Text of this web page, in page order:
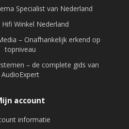
Specialist van Nederland
Hifi Winkel Nederland
– Onafhankelijk erkend op
topniveau
– de complete gids van
AudioExpert
account
informatie